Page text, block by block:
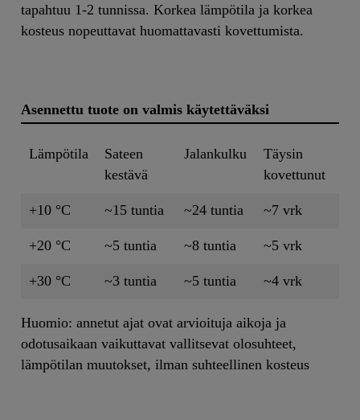
tapahtuu 1-2 tunnissa. Korkea lämpötila ja korkea
kosteus nopeuttavat huomattavasti kovettumista.
Asennettu tuote on valmis käytettäväksi
Lämpötila
Sateen
kestävä
Jalankulku
Täysin
kovettunut
+10 °C ~15 tuntia ~24 tuntia ~7 vrk
+20 °C ~5 tuntia ~8 tuntia ~5 vrk
+30 °C ~3 tuntia ~5 tuntia ~4 vrk
Huomio: annetut ajat ovat arvioituja aikoja ja
odotusaikaan vaikuttavat vallitsevat olosuhteet,
lämpötilan muutokset, ilman suhteellinen kosteus